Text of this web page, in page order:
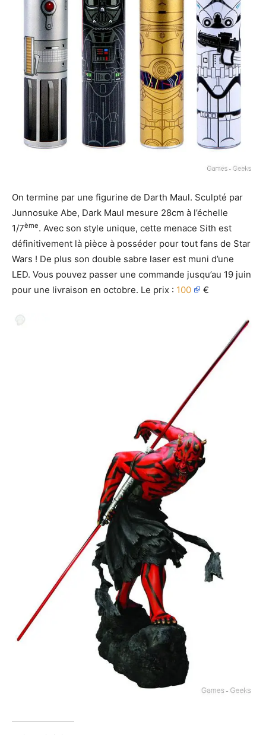
On termine par une figurine de Darth Maul. Sculpté par
Junnosuke Abe, Dark Maul mesure 28cm à l’échelle
1/7ème. Avec son style unique, cette menace Sith est
définitivement là pièce à posséder pour tout fans de Star
Wars ! De plus son double sabre laser est muni d’une
LED. Vous pouvez passer une commande jusqu’au 19 juin
pour une livraison en octobre. Le prix : 100 €